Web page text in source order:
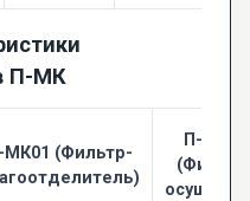
П-МК
МК01 (Фильтр-
П-МК02